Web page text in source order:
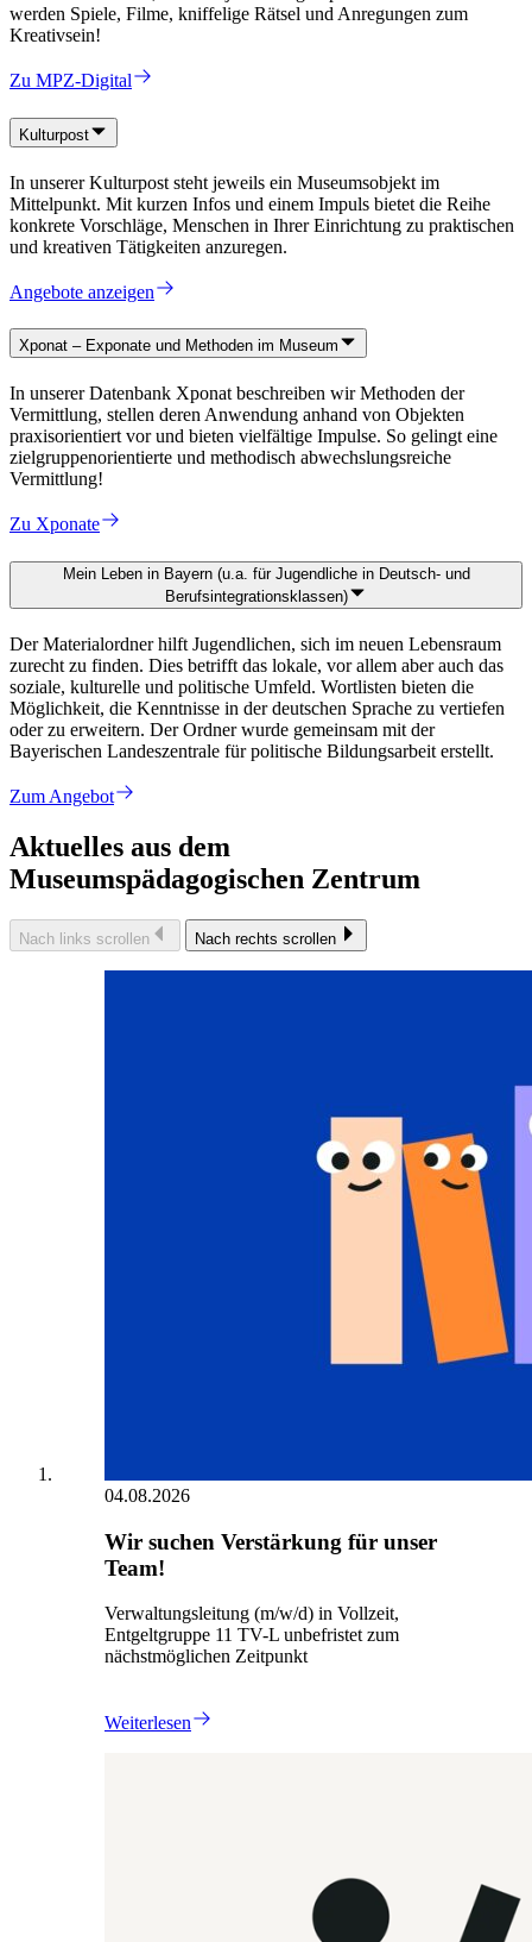
werden Spiele, Filme, kniffelige Rätsel und Anregungen zum
Kreativsein!
Zu MPZ-Digital
Kulturpost
In unserer Kulturpost steht jeweils ein Museumsobjekt im
Mittelpunkt. Mit kurzen Infos und einem Impuls bietet die Reihe
konkrete Vorschläge, Menschen in Ihrer Einrichtung zu praktischen
und kreativen Tätigkeiten anzuregen.
Angebote anzeigen
Xponat – Exponate und Methoden im Museum
In unserer Datenbank Xponat beschreiben wir Methoden der
Vermittlung, stellen deren Anwendung anhand von Objekten
praxisorientiert vor und bieten vielfältige Impulse. So gelingt eine
zielgruppenorientierte und methodisch abwechslungsreiche
Vermittlung!
Zu Xponate
Mein Leben in Bayern (u.a. für Jugendliche in Deutsch- und
Berufsintegrationsklassen)
Der Materialordner hilft Jugendlichen, sich im neuen Lebensraum
zurecht zu finden. Dies betrifft das lokale, vor allem aber auch das
soziale, kulturelle und politische Umfeld. Wortlisten bieten die
Möglichkeit, die Kenntnisse in der deutschen Sprache zu vertiefen
oder zu erweitern. Der Ordner wurde gemeinsam mit der
Bayerischen Landeszentrale für politische Bildungsarbeit erstellt.
Zum Angebot
Aktuelles aus dem
Museumspädagogischen Zentrum
Nach links scrollen Nach rechts scrollen
04.08.2026
Wir suchen Verstärkung für unser
Team!
Verwaltungsleitung (m/w/d) in Vollzeit,
Entgeltgruppe 11 TV-L unbefristet zum
nächstmöglichen Zeitpunkt
Weiterlesen